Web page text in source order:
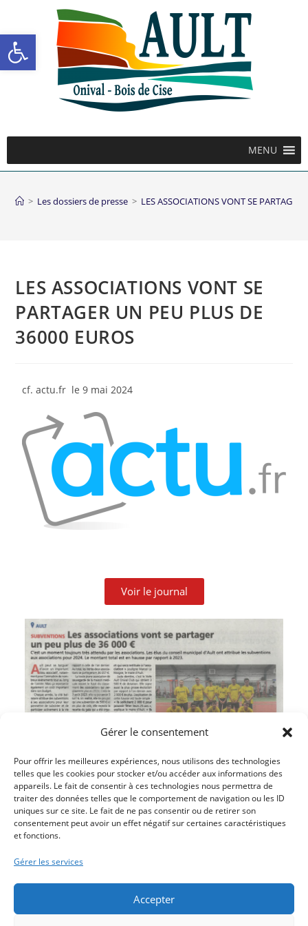
Ouvrir la barre d’outils
Gérer le consentement
Pour offrir les meilleures expériences, nous utilisons des technologies
telles que les cookies pour stocker et/ou accéder aux informations des
appareils. Le fait de consentir à ces technologies nous permettra de
traiter des données telles que le comportement de navigation ou les ID
uniques sur ce site. Le fait de ne pas consentir ou de retirer son
consentement peut avoir un effet négatif sur certaines caractéristiques
et fonctions.
Gérer les services
Accepter
MENU
> Les dossiers de presse > LES ASSOCIATIONS VONT SE
LES ASSOCIATIONS VONT SE
PARTAGER UN PEU PLUS DE
36000 EUROS
cf. actu.fr le 9 mai 2024
Voir le journal
Article précédent
LES PARCS ET JARDINS MIS A L’HONNEUR
LE GROUPE VEZOOL RAVIVE L’ESPRIT DE ZIC ZAZOU